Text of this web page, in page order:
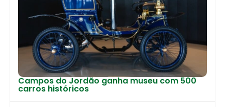
Campos do Jordão ganha museu com 500
carros históricos